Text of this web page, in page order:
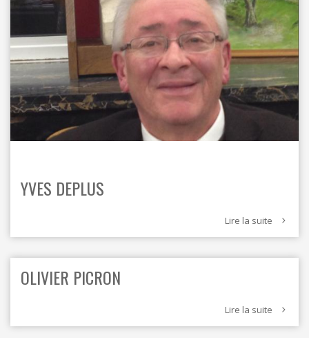
YVES DEPLUS
Lire la suite
OLIVIER PICRON
Lire la suite